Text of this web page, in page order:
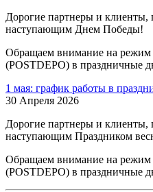
Дорогие партнеры и клиенты,
наступающим Днем Победы!
Обращаем внимание на
(POSTDEPO) в праздничные
1 мая: график работы в
30 Апреля 2026
Дорогие партнеры и клиенты,
наступающим Праздником
Обращаем внимание на
(POSTDEPO) в праздничные